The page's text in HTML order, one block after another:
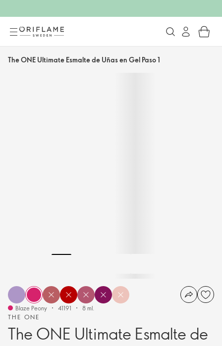
The ONE Ultimate Esmalte de Uñas en Gel Paso 1
THE ONE
The ONE Ultimate Esmalte de
Blaze Peony 41191 8 ml.